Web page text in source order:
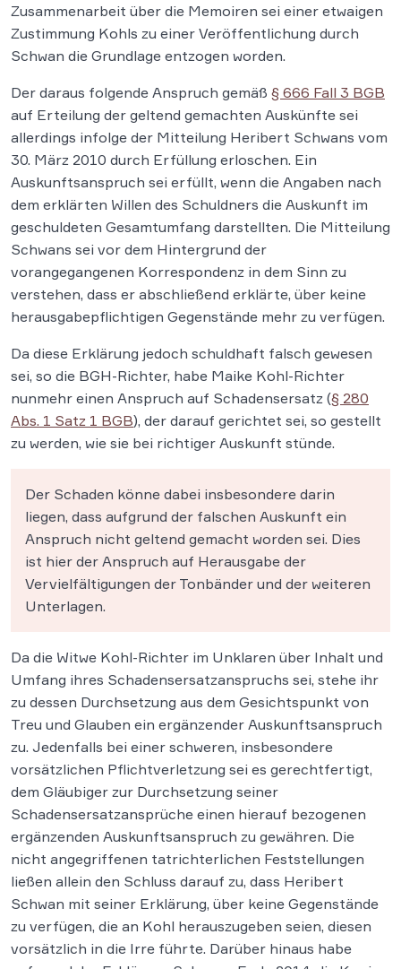
Zusammenarbeit über die Memoiren sei einer etwaigen
Zustimmung Kohls zu einer Veröffentlichung durch
Schwan die Grundlage entzogen worden.
Der daraus folgende Anspruch gemäß § 666 Fall 3 BGB
auf Erteilung der geltend gemachten Auskünfte sei
allerdings infolge der Mitteilung Heribert Schwans vom
30. März 2010 durch Erfüllung erloschen. Ein
Auskunftsanspruch sei erfüllt, wenn die Angaben nach
dem erklärten Willen des Schuldners die Auskunft im
geschuldeten Gesamtumfang darstellten. Die Mitteilung
Schwans sei vor dem Hintergrund der
vorangegangenen Korrespondenz in dem Sinn zu
verstehen, dass er abschließend erklärte, über keine
herausgabepflichtigen Gegenstände mehr zu verfügen.
Da diese Erklärung jedoch schuldhaft falsch gewesen
sei, so die BGH-Richter, habe Maike Kohl-Richter
nunmehr einen Anspruch auf Schadensersatz (§ 280
Abs. 1 Satz 1 BGB), der darauf gerichtet sei, so gestellt
zu werden, wie sie bei richtiger Auskunft stünde.
Der Schaden könne dabei insbesondere darin
liegen, dass aufgrund der falschen Auskunft ein
Anspruch nicht geltend gemacht worden sei. Dies
ist hier der Anspruch auf Herausgabe der
Vervielfältigungen der Tonbänder und der weiteren
Unterlagen.
Da die Witwe Kohl-Richter im Unklaren über Inhalt und
Umfang ihres Schadensersatzanspruchs sei, stehe ihr
zu dessen Durchsetzung aus dem Gesichtspunkt von
Treu und Glauben ein ergänzender Auskunftsanspruch
zu. Jedenfalls bei einer schweren, insbesondere
vorsätzlichen Pflichtverletzung sei es gerechtfertigt,
dem Gläubiger zur Durchsetzung seiner
Schadensersatzansprüche einen hierauf bezogenen
ergänzenden Auskunftsanspruch zu gewähren. Die
nicht angegriffenen tatrichterlichen Feststellungen
ließen allein den Schluss darauf zu, dass Heribert
Schwan mit seiner Erklärung, über keine Gegenstände
zu verfügen, die an Kohl herauszugeben seien, diesen
vorsätzlich in die Irre führte. Darüber hinaus habe